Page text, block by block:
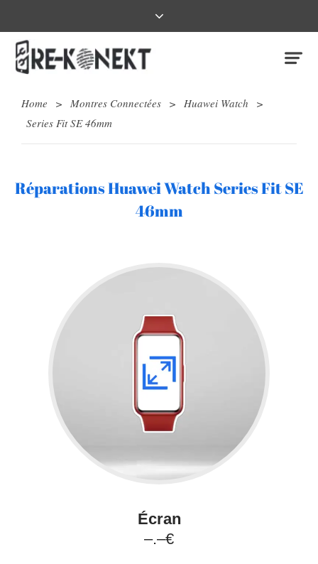
Home > Montres Connectées > Huawei Watch
>
Series Fit SE 46mm
Réparations Huawei Watch Series Fit SE
46mm
Écran
–.–€